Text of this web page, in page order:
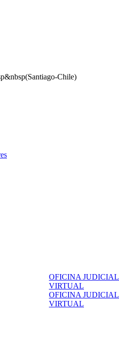
OFICINA JUDICIAL
VIRTUAL
OFICINA JUDICIAL
VIRTUAL
Chile)